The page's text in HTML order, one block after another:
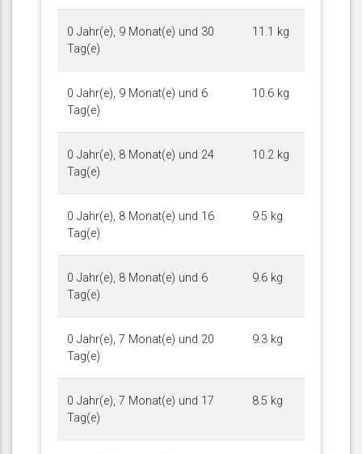
0 Jahr(e), 9 Monat(e) und 30
Tag(e)
11.1 kg
0 Jahr(e), 9 Monat(e) und 6
Tag(e)
10.6 kg
0 Jahr(e), 8 Monat(e) und 24
Tag(e)
10.2 kg
0 Jahr(e), 8 Monat(e) und 16
Tag(e)
9.5 kg
0 Jahr(e), 8 Monat(e) und 6
Tag(e)
9.6 kg
0 Jahr(e), 7 Monat(e) und 20
Tag(e)
9.3 kg
0 Jahr(e), 7 Monat(e) und 17
Tag(e)
8.5 kg